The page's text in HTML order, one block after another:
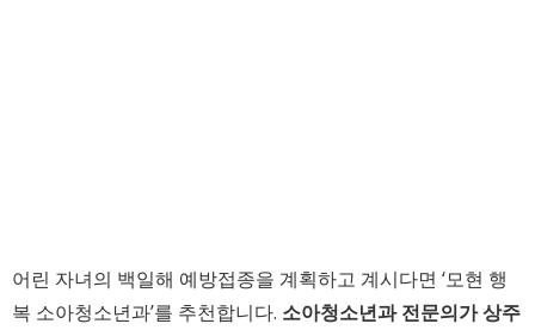
어린 자녀의 백일해 예방접종을 계획하고 계시다면 ‘모현 행
복 소아청소년과’를 추천합니다. 소아청소년과 전문의가 상주